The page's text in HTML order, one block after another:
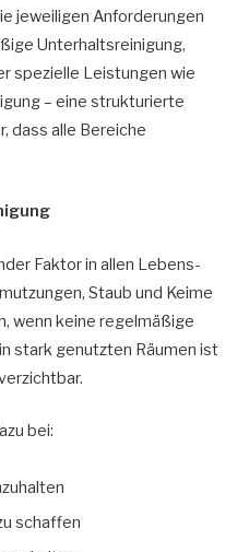
jeweiligen Anforderungen
Unterhaltsreinigung,
spezielle Leistungen wie
– eine strukturierte
dass alle Bereiche
Faktor in allen Lebens-
Staub und Keime
wenn keine regelmäßige
stark genutzten Räumen ist
bei:
schaffen